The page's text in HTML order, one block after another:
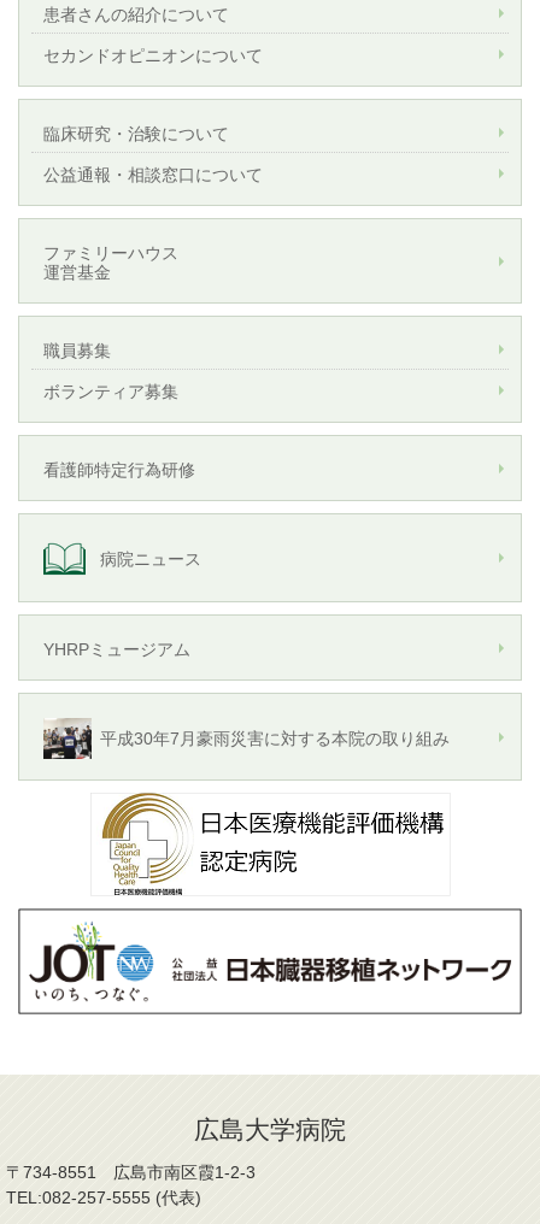
患者さんの紹介について
セカンドオピニオンについて
臨床研究・治験について
公益通報・相談窓口について
ファミリーハウス
運営基金
職員募集
ボランティア募集
看護師特定行為研修
病院ニュース
YHRPミュージアム
平成30年7月豪雨災害に対する本院の取り組み
広島大学病院
〒734-8551 広島市南区霞1-2-3
TEL:082-257-5555 (代表)